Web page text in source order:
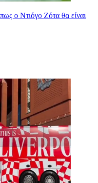
ο Ντιόγο Ζότα θα είναι